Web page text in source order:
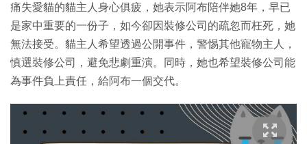
痛失愛貓的貓主人身心俱疲，她表示阿布陪伴她8年，早已
是家中重要的一份子，如今卻因裝修公司的疏忽而枉死，她
無法接受。貓主人希望透過公開事件，警惕其他寵物主人，
慎選裝修公司，避免悲劇重演。同時，她也希望裝修公司能
為事件負上責任，給阿布一個交代。